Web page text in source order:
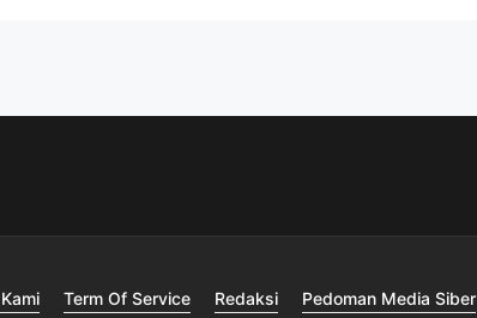
Term Of Service Redaksi Pedoman Media Siber